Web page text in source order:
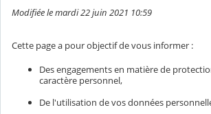
Modifiée le mardi 22 juin 2021 10:59
Cette page a pour objectif de vous informer :
Des engagements en matière de
caractère personnel,
De l'utilisation de vos données